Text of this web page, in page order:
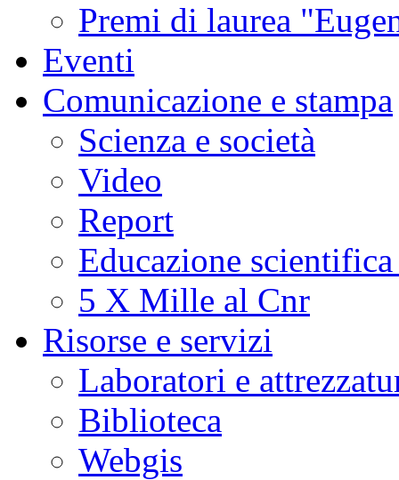
Premi di laurea
Eventi
Comunicazione e stampa
Scienza e società
Video
Report
Educazione
5 X Mille al Cnr
Risorse e servizi
Laboratori e
Biblioteca
Webgis